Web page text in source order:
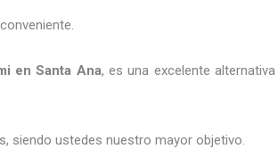
en Santa Ana, es una excelente alternativa
siendo ustedes nuestro mayor objetivo.